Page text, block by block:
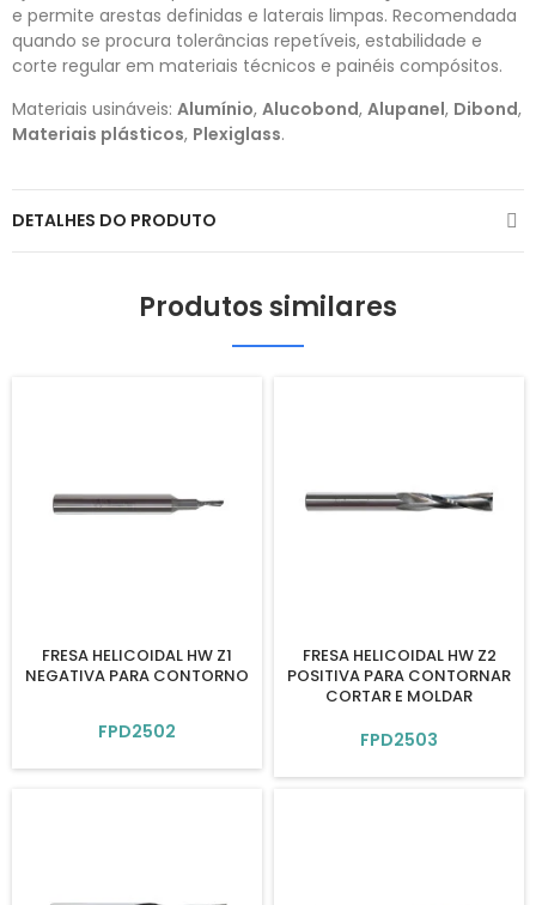
e permite arestas definidas e laterais limpas. Recomendada
quando se procura tolerâncias repetíveis, estabilidade e
corte regular em materiais técnicos e painéis compósitos.
Materiais usináveis: Alumínio, Alucobond, Alupanel, Dibond,
Materiais plásticos, Plexiglass.
DETALHES DO PRODUTO
Produtos similares
FRESA HELICOIDAL HW Z1
NEGATIVA PARA CONTORNO
FPD2502
FRESA HELICOIDAL HW Z2
POSITIVA PARA CONTORNAR
CORTAR E MOLDAR
FPD2503